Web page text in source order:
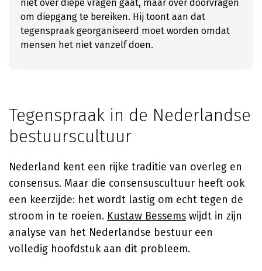
niet over diepe vragen gaat, maar over doorvragen
om diepgang te bereiken. Hij toont aan dat
tegenspraak georganiseerd moet worden omdat
mensen het niet vanzelf doen.
Tegenspraak in de Nederlandse
bestuurscultuur
Nederland kent een rijke traditie van overleg en
consensus. Maar die consensuscultuur heeft ook
een keerzijde: het wordt lastig om echt tegen de
stroom in te roeien. Kustaw Bessems wijdt in zijn
analyse van het Nederlandse bestuur een
volledig hoofdstuk aan dit probleem.